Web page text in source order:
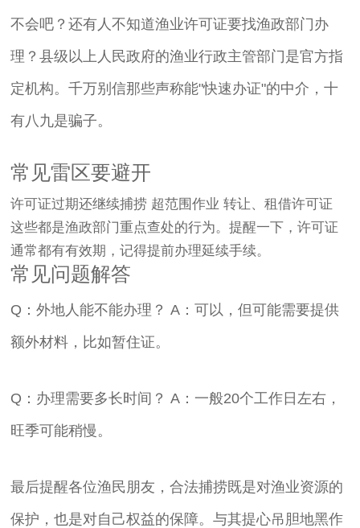
不会吧？还有人不知道渔业许可证要找渔政部门办
理？县级以上人民政府的渔业行政主管部门是官方指
定机构。千万别信那些声称能"快速办证"的中介，十
有八九是骗子。
常见雷区要避开
许可证过期还继续捕捞 超范围作业 转让、租借许可证
这些都是渔政部门重点查处的行为。提醒一下，许可证
通常都有有效期，记得提前办理延续手续。
常见问题解答
Q：外地人能不能办理？ A：可以，但可能需要提供
额外材料，比如暂住证。
Q：办理需要多长时间？ A：一般20个工作日左右，
旺季可能稍慢。
最后提醒各位渔民朋友，合法捕捞既是对渔业资源的
保护，也是对自己权益的保障。与其提心吊胆地黑作